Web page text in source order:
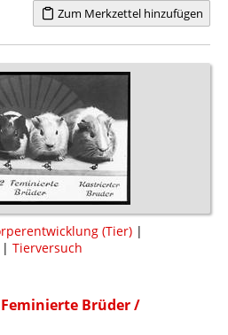
Zum Merkzettel hinzufügen
(Tier) |
| Tierversuch
Brüder /